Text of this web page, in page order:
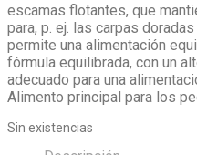
escamas flotantes, que
para, p. ej. las carpas
permite una alimentación
fórmula equilibrada, con un
adecuado para una
Alimento principal para los
Sin existencias